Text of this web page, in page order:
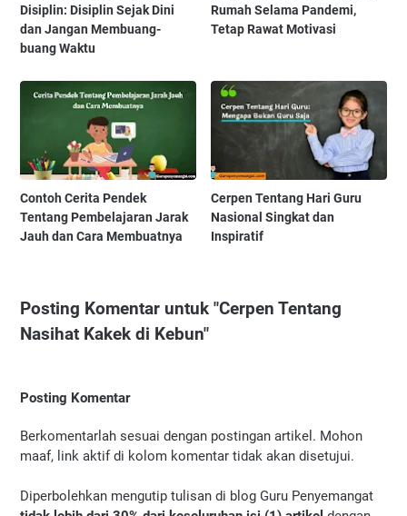
Disiplin: Disiplin Sejak Dini
dan Jangan Membuang-
buang Waktu
Rumah Selama Pandemi,
Tetap Rawat Motivasi
Contoh Cerita Pendek
Tentang Pembelajaran Jarak
Jauh dan Cara Membuatnya
Cerpen Tentang Hari Guru
Nasional Singkat dan
Inspiratif
Posting Komentar untuk "Cerpen Tentang
Nasihat Kakek di Kebun"
Posting Komentar
Berkomentarlah sesuai dengan postingan artikel. Mohon
maaf, link aktif di kolom komentar tidak akan disetujui.
Diperbolehkan mengutip tulisan di blog Guru Penyemangat